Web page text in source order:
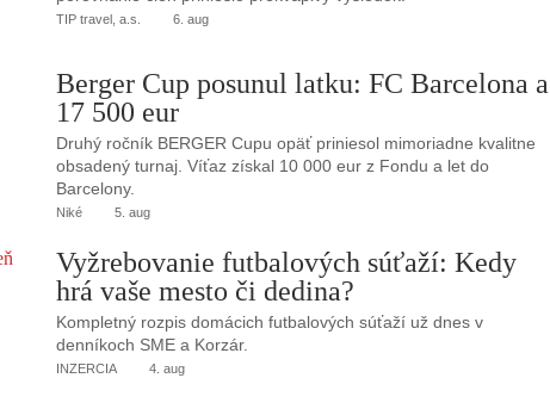
TIP travel, a.s. 6. aug
Berger Cup posunul latku: FC Barcelona a
17 500 eur
Druhý ročník BERGER Cupu opäť priniesol mimoriadne kvalitne
obsadený turnaj. Víťaz získal 10 000 eur z Fondu a let do
Barcelony.
Niké 5. aug
Vyžrebovanie futbalových súťaží: Kedy
hrá vaše mesto či dedina?
Kompletný rozpis domácich futbalových súťaží už dnes v
denníkoch SME a Korzár.
INZERCIA 4. aug